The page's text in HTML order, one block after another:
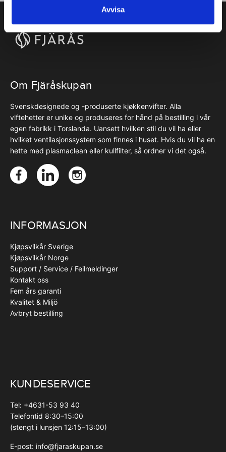
Avvisa
Om Fjäråskupan
Svenskdesignede og -produserte kjøkkenvifter. Alla
viftehetter er unike og produseres for hånd på bestilling i vår
egen fabrikk i Torslanda. Uansett hvilken stil du vil ha eller
hvilket ventilasjonssystem som finnes i huset. Hvis du vil ha en
hette med plasmaclean eller kullfilter, så ordner vi det også.
INFORMASJON
Kjøpsvilkår Sverige
Kjøpsvilkår Norge
Support / Service / Feilmeldinger
Kontakt oss
Fem års garanti
Kvalitet & Miljö
Avbryt bestilling
KUNDESERVICE
Tel: +4631-53 93 40
Telefontid 8:30–15:00
(stengt i lunsjen 12:15–13:00)
E-post: info@fjaraskupan.se